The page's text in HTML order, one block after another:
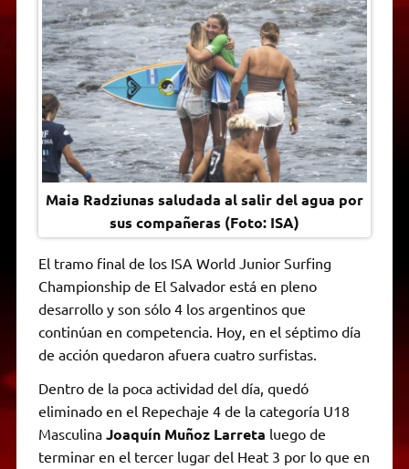
A
p
p
r
a
m
e
r
o
o
n
g
e
i
n
k
F
r
i
e
n
d
l
y
Maia Radziunas saludada al salir del agua por
sus compañeras (Foto: ISA)
El tramo final de los ISA World Junior Surfing
Championship de El Salvador está en pleno
desarrollo y son sólo 4 los argentinos que
continúan en competencia. Hoy, en el séptimo día
de acción quedaron afuera cuatro surfistas.
Dentro de la poca actividad del día, quedó
eliminado en el Repechaje 4 de la categoría U18
Masculina Joaquín Muñoz Larreta luego de
terminar en el tercer lugar del Heat 3 por lo que en